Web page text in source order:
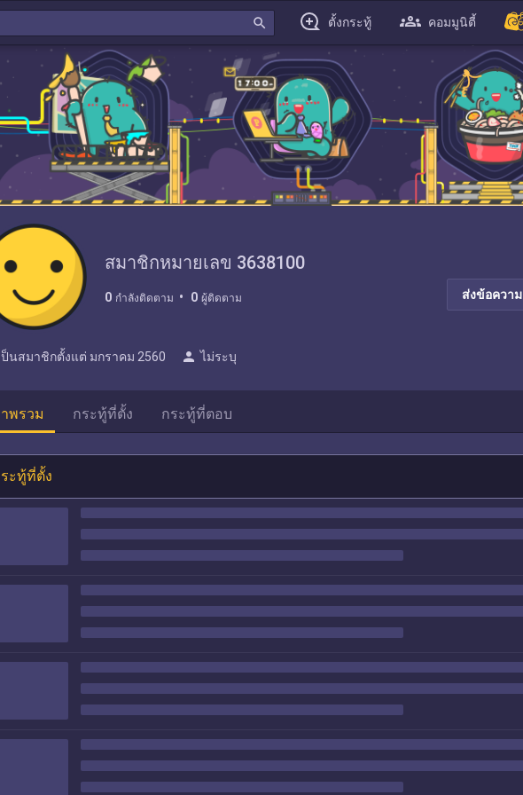
search ตั้งกระทู้ คอมมูนิตี้
สมาชิกหมายเลข 3638100
0 กำลังติดตาม 0 ผู้ติดตาม ส่งข้อความ
ป็นสมาชิกตั้งแต่ มกราคม 2560 person ไม่ระบุ
พรวม กระทู้ที่ตั้ง กระทู้ที่ตอบ
ะทู้ที่ตั้ง